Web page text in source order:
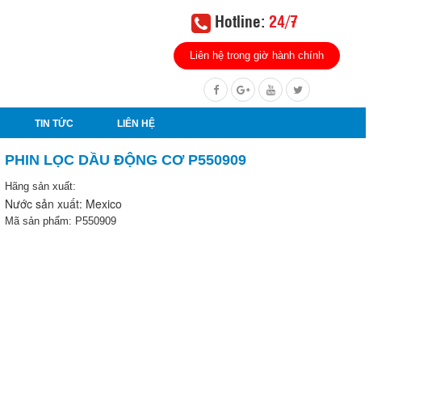
Hotline: 24/7
Liên hệ trong giờ hành chính
TIN TỨC LIÊN HỆ
PHIN LỌC DẦU ĐỘNG CƠ P550909
Hãng sản xuất:
Nước sản xuất: Mexico
Mã sản phẩm: P550909